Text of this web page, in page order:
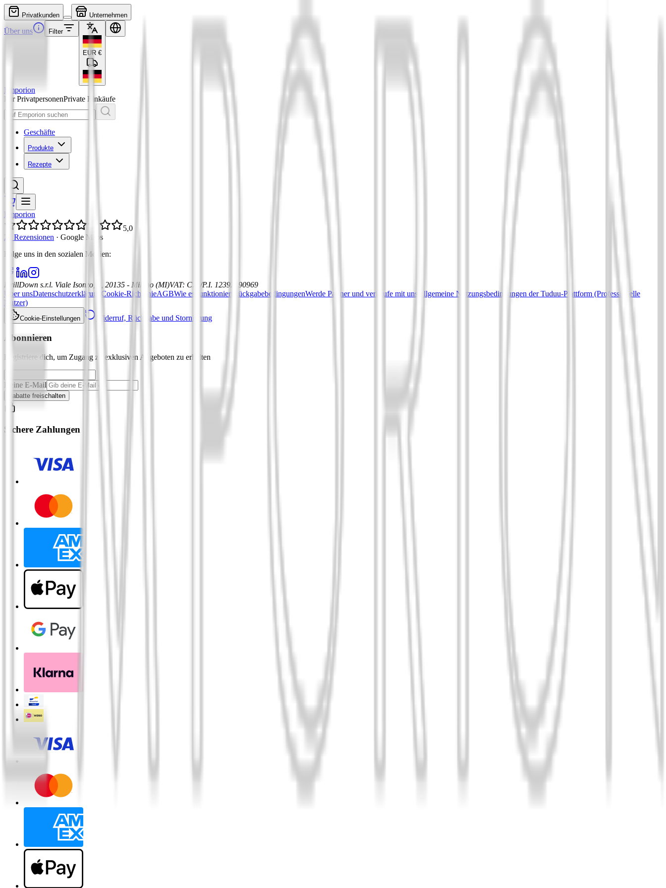
Privatkunden Unternehmen
Über uns Filter
EUR €
Emporion
Für PrivatpersonenPrivate Einkäufe
Geschäfte
Produkte
Rezepte
Emporion
5,0
21 Rezensionen · Google Maps
Folge uns in den sozialen Medien:
DrillDown s.r.l. Viale Isonzo, 8, 20135 - Milano (MI)VAT: C.F./P.I. 12392590969
Über unsDatenschutzerklärung Cookie-RichtlinieAGBWie es funktioniert RückgabebedingungenWerde Partner und verkaufe mit uns
Allgemeine Nutzungsbedingungen der Tuduu-Plattform (Professionelle
Nutzer)
Cookie-Einstellungen Widerruf, Rückgabe und Stornierung
Abonnieren
Registriere dich, um Zugang zu exklusiven Angeboten zu erhalten
Deine E-Mail
Rabatte freischalten
Sichere Zahlungen